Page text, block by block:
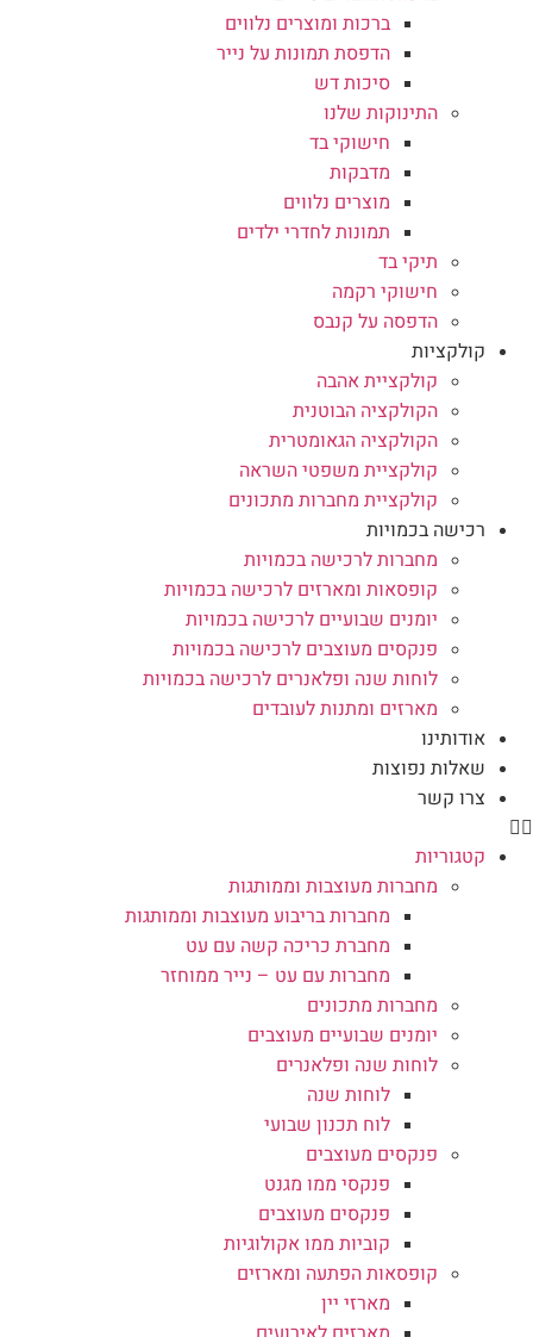
ברכות ומוצרים נלווים
הדפסת תמונות על נייר
סיכות דש
התינוקות שלנו
חישוקי בד
מדבקות
מוצרים נלווים
תמונות לחדרי ילדים
תיקי בד
חישוקי רקמה
הדפסה על קנבס
קולקציות
קולקציית אהבה
הקולקציה הבוטנית
הקולקציה הגאומטרית
קולקציית משפטי השראה
קולקציית מחברות מתכונים
רכישה בכמויות
מחברות לרכישה בכמויות
קופסאות ומארזים לרכישה בכמויות
יומנים שבועיים לרכישה בכמויות
פנקסים מעוצבים לרכישה בכמויות
לוחות שנה ופלאנרים לרכישה בכמויות
מארזים ומתנות לעובדים
אודותינו
שאלות נפוצות
צרו קשר
קטגוריות
מחברות מעוצבות וממותגות
מחברות בריבוע מעוצבות וממותגות
מחברת כריכה קשה עם עט
מחברות עם עט – נייר ממוחזר
מחברות מתכונים
יומנים שבועיים מעוצבים
לוחות שנה ופלאנרים
לוחות שנה
לוח תכנון שבועי
פנקסים מעוצבים
פנקסי ממו מגנט
פנקסים מעוצבים
קוביות ממו אקולוגיות
קופסאות הפתעה ומארזים
מארזי יין